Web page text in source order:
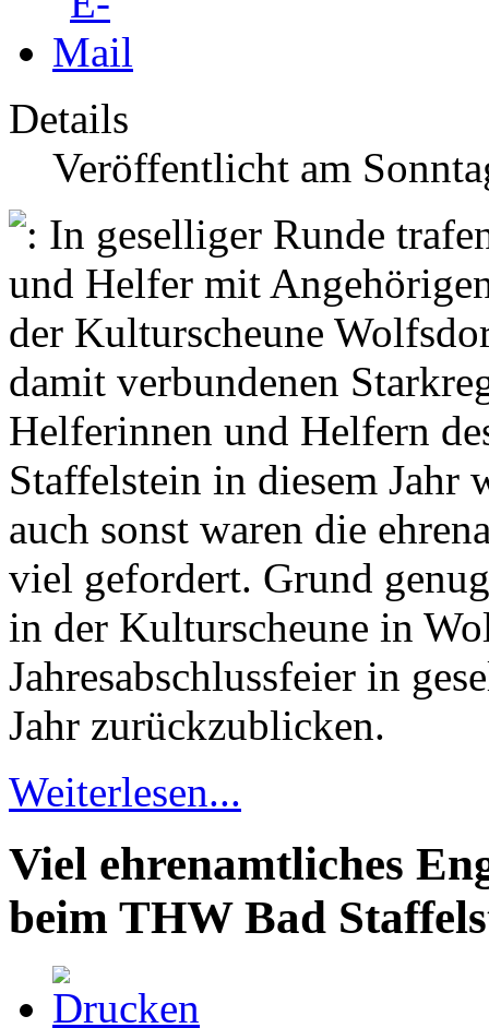
Details
Veröffentlicht am
damit verbundenen
Helferinnen und Helfern
Staffelstein in diesem Jahr
auch sonst waren die
viel gefordert. Grund
in der Kulturscheune in
Jahresabschlussfeier in
Jahr zurückzublicken.
Weiterlesen...
Viel ehrenamtliches
beim THW Bad